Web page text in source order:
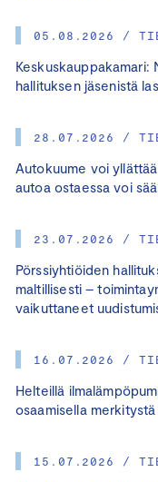
05.08.2026 /
hallituksen jäsenistä
28.07.2026 /
Autokuume voi
autoa ostaessa voi
23.07.2026 /
Pörssiyhtiöiden
maltillisesti –
vaikuttaneet
16.07.2026 /
Helteillä
osaamisella merkitystä
15.07.2026 /